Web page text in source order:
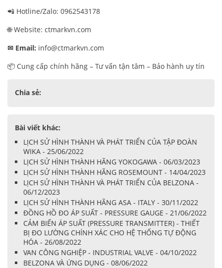
📲 Hotline/Zalo: 0962543178
🌐 Website: ctmarkvn.com
✉ Email: info@ctmarkvn.com
📦 Cung cấp chính hãng – Tư vấn tận tâm – Bảo hành uy tín
Chia sẻ:
Bài viết khác:
LỊCH SỬ HÌNH THÀNH VÀ PHÁT TRIỂN CỦA TẬP ĐOÀN
WIKA - 25/06/2022
LỊCH SỬ HÌNH THÀNH HÃNG YOKOGAWA - 06/03/2023
LỊCH SỬ HÌNH THÀNH HÃNG ROSEMOUNT - 14/04/2023
LỊCH SỬ HÌNH THÀNH VÀ PHÁT TRIỂN CỦA BELZONA -
06/12/2023
LỊCH SỬ HÌNH THÀNH HÃNG ASA - ITALY - 30/11/2022
ĐỒNG HỒ ĐO ÁP SUẤT - PRESSURE GAUGE - 21/06/2022
CẢM BIẾN ÁP SUẤT (PRESSURE TRANSMITTER) - THIẾT
BỊ ĐO LƯỜNG CHÍNH XÁC CHO HỆ THỐNG TỰ ĐỘNG
HÓA - 26/08/2022
VAN CÔNG NGHIỆP - INDUSTRIAL VALVE - 04/10/2022
BELZONA VÀ ỨNG DỤNG - 08/06/2022